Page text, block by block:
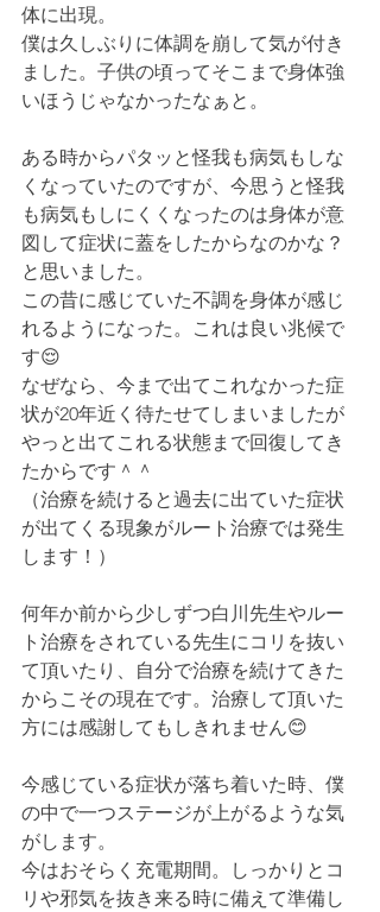
体に出現。
僕は久しぶりに体調を崩して気が付き
ました。子供の頃ってそこまで身体強
いほうじゃなかったなぁと。
ある時からパタッと怪我も病気もしな
くなっていたのですが、今思うと怪我
も病気もしにくくなったのは身体が意
図して症状に蓋をしたからなのかな？
と思いました。
この昔に感じていた不調を身体が感じ
れるようになった。これは良い兆候で
す😌
なぜなら、今まで出てこれなかった症
状が20年近く待たせてしまいましたが
やっと出てこれる状態まで回復してき
たからです＾＾
（治療を続けると過去に出ていた症状
が出てくる現象がルート治療では発生
します！）
何年か前から少しずつ白川先生やルー
ト治療をされている先生にコリを抜い
て頂いたり、自分で治療を続けてきた
からこその現在です。治療して頂いた
方には感謝してもしきれません😊
今感じている症状が落ち着いた時、僕
の中で一つステージが上がるような気
がします。
今はおそらく充電期間。しっかりとコ
リや邪気を抜き来る時に備えて準備し